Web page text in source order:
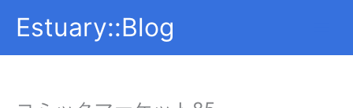
Estuary::Blog